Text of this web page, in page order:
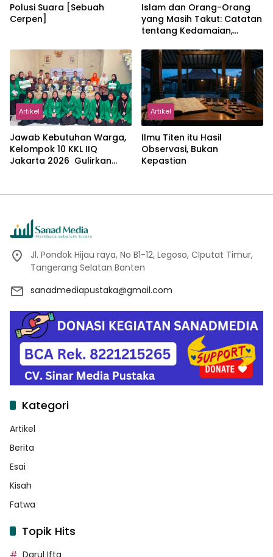
Polusi Suara [Sebuah
Cerpen]
Islam dan Orang-Orang
yang Masih Takut: Catatan
tentang Kedamaian,
dalam Pemikiran Masykuri
Abdillah
Artikel
Jawab Kebutuhan Warga,
Kelompok 10 KKL IIQ
Jakarta 2026 Gulirkan
Artikel
Ilmu Titen itu Hasil
Observasi, Bukan
Kepastian
Jl. Pondok Hijau raya, No B1-12, Legoso, CIputat Timur,
Tangerang Selatan Banten
sanadmediapustaka@gmail.com
Kategori
Artikel
Berita
Esai
Kisah
Fatwa
Topik Hits
Darul Ifta